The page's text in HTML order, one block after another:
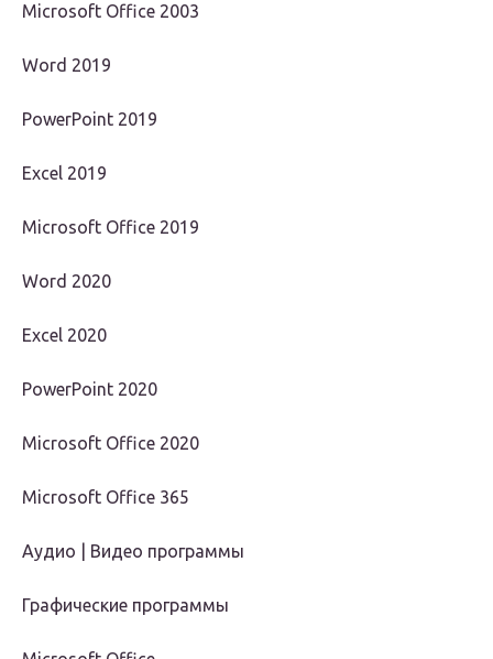
Microsoft Office 2003
Word 2019
PowerPoint 2019
Excel 2019
Microsoft Office 2019
Word 2020
Excel 2020
PowerPoint 2020
Microsoft Office 2020
Microsoft Office 365
Аудио | Видео программы
Графические программы